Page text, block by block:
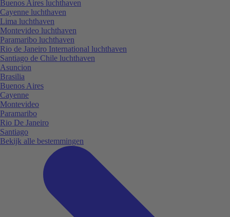
Buenos Aires luchthaven
Cayenne luchthaven
Lima luchthaven
Montevideo luchthaven
Paramaribo luchthaven
Rio de Janeiro International luchthaven
Santiago de Chile luchthaven
Asuncion
Brasilia
Buenos Aires
Cayenne
Montevideo
Paramaribo
Rio De Janeiro
Santiago
Bekijk alle bestemmingen